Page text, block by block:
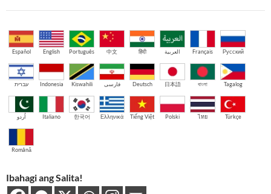
Español English Português 中文 हिंदी العربية Français Русский
עברית Indonesia Kiswahili فارسی Deutsch 日本語 বাংলা Tagalog
اُردو Italiano 한국어 Ελληνικά Tiếng Việt Polski ไทย Türkçe
Română
Ibahagi ang Salita!